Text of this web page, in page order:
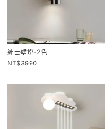
紳士壁燈-2色
3990